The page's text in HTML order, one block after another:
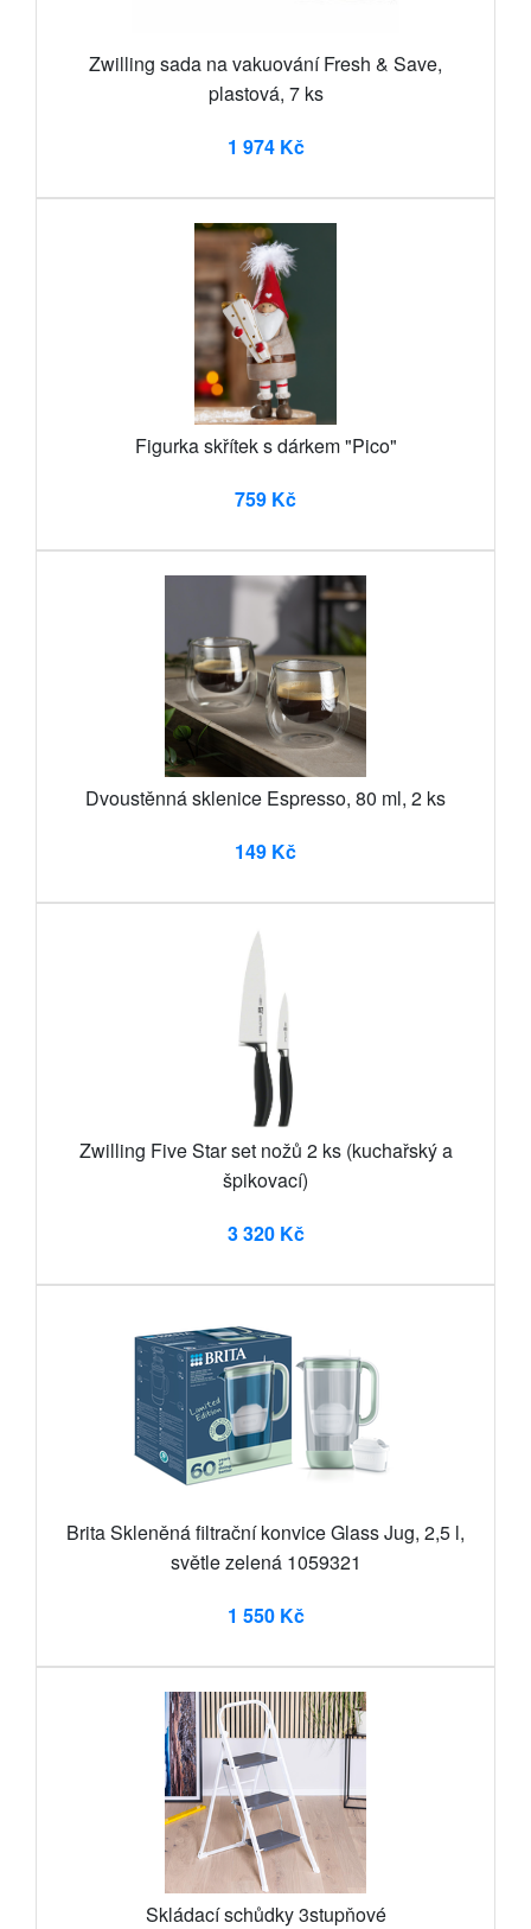
Zwilling sada na vakuování Fresh & Save,
plastová, 7 ks
1 974 Kč
Figurka skřítek s dárkem "Pico"
759 Kč
Dvoustěnná sklenice Espresso, 80 ml, 2 ks
149 Kč
Zwilling Five Star set nožů 2 ks (kuchařský a
špikovací)
3 320 Kč
Brita Skleněná filtrační konvice Glass Jug, 2,5 l,
světle zelená 1059321
1 550 Kč
Skládací schůdky 3stupňové